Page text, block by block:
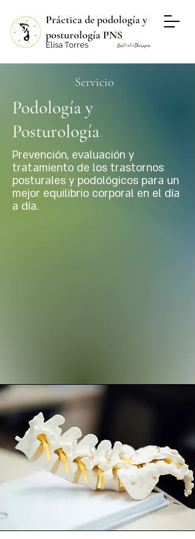
Práctica de podología y
posturología PNS
Elisa Torres BioPodoThérapie
Servicio
Podología y
Posturología
Prevención, evaluación y
tratamiento de los trastornos
posturales y podológicos para un
mejor equilibrio corporal en el día
a día.